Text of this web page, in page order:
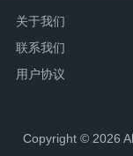
关于我们
联系我们
用户协议
Copyright © 2026